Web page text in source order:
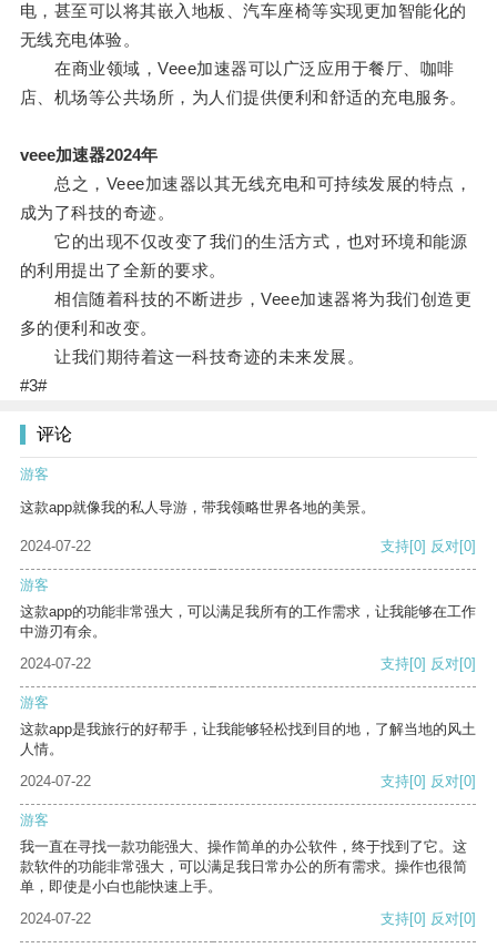
电，甚至可以将其嵌入地板、汽车座椅等实现更加智能化的
无线充电体验。
在商业领域，Veee加速器可以广泛应用于餐厅、咖啡
店、机场等公共场所，为人们提供便利和舒适的充电服务。
veee加速器2024年
总之，Veee加速器以其无线充电和可持续发展的特点，
成为了科技的奇迹。
它的出现不仅改变了我们的生活方式，也对环境和能源
的利用提出了全新的要求。
相信随着科技的不断进步，Veee加速器将为我们创造更
多的便利和改变。
让我们期待着这一科技奇迹的未来发展。
#3#
评论
游客
这款app就像我的私人导游，带我领略世界各地的美景。
2024-07-22 支持[0] 反对[0]
游客
这款app的功能非常强大，可以满足我所有的工作需求，让我能够在工作
中游刃有余。
2024-07-22
支持[0] 反对[0]
游客
这款app是我旅行的好帮手，让我能够轻松找到目的地，了解当地的风土
人情。
2024-07-22
支持[0] 反对[0]
游客
我一直在寻找一款功能强大、操作简单的办公软件，终于找到了它。这
款软件的功能非常强大，可以满足我日常办公的所有需求。操作也很简
单，即使是小白也能快速上手。
2024-07-22
支持[0] 反对[0]